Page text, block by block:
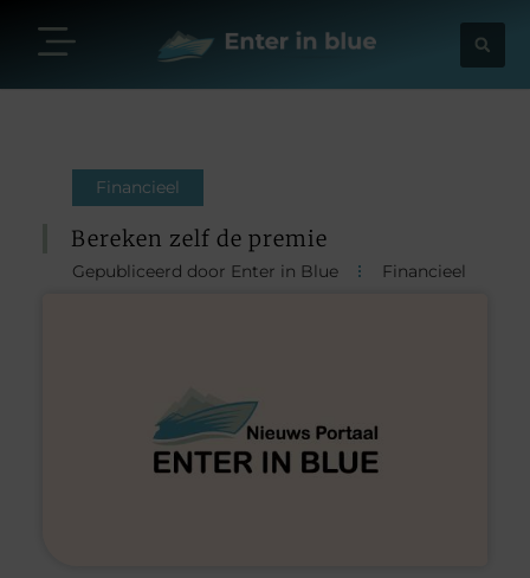
Financieel
Bereken zelf de premie
Gepubliceerd door Enter in Blue Financieel